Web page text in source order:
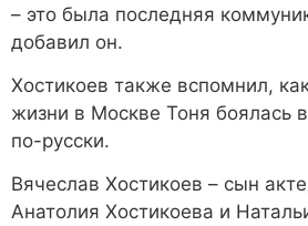
– это была последняя
добавил он.
Хостикоев также вспомнил,
жизни в Москве Тоня боялась
по-русски.
Вячеслав Хостикоев – сын
Анатолия Хостикоева и